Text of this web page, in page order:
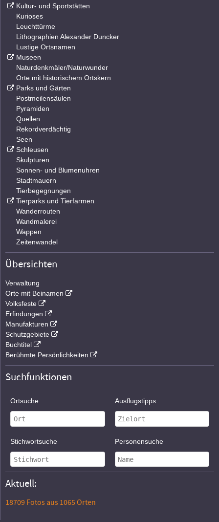
Kultur- und Sportstätten
Kurioses
Leuchttürme
Lithographien Alexander Duncker
Lustige Ortsnamen
Museen
Naturdenkmäler/Naturwunder
Orte mit historischem Ortskern
Parks und Gärten
Postmeilensäulen
Pyramiden
Quellen
Rekordverdächtig
Seen
Schleusen
Skulpturen
Sonnen- und Blumenuhren
Stadtmauern
Tierbegegnungen
Tierparks und Tierfarmen
Wanderrouten
Wandmalerei
Wappen
Zeitenwandel
Übersichten
Verwaltung
Orte mit Beinamen
Volksfeste
Erfindungen
Manufakturen
Schutzgebiete
Buchtitel
Berühmte Persönlichkeiten
Suchfunktionen
Ortsuche Ausflugstipps
Stichwortsuche Personensuche
Aktuell:
18709 Fotos aus 1065 Orten